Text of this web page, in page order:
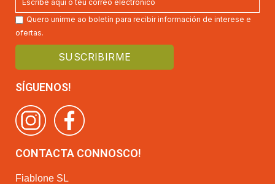
Quero unirme ao boletín para recibir información de interese e
ofertas.
SÍGUENOS!
CONTACTA CONNOSCO!
Fiablone SL